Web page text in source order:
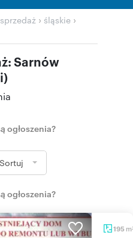
› śląskie ›
Sarnów
ogłoszenia?
Sortuj
ogłoszenia?
195 m